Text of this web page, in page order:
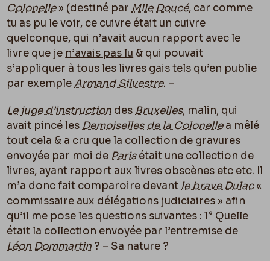
Colonelle» (destiné par Mlle Doucé, car comme
tu as pu le voir, ce cuivre était un cuivre
quelconque, qui n’avait aucun rapport avec le
livre que je n’avais pas lu & qui pouvait
s’appliquer à tous les livres gais tels qu’en publie
par exempleArmand Silvestre. –
Le juge d’instruction des Bruxelles, malin, qui
avait pincéles Demoiselles de la Colonellea mêlé
tout cela & a cru que la collection de gravures
envoyée par moi de Parisétait une collection de
livres, ayant rapport aux livres obscènes etc etc. Il
m’a donc fait comparoire devant le brave Dulac«
commissaire aux délégations judiciaires » afin
qu’il me pose les questions suivantes : 1° Quelle
était la collection envoyée par l’entremise de
Léon Dommartin ? – Sa nature ?